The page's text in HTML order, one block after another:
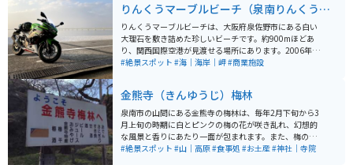
なり、岡部氏が13代にわたり岸和田藩を統治しました。
この時期、地域の文化として「岸和田だんじり祭り」が
始まったと伝えられています。 天守閣は落雷により焼失
しており、現在の天守閣は昭和29年に建造された3層3階
の天守です。天守閣に入るには大人300円が必要です
る美しい城で、その名の由来は城の特有の形状や地域の
伝承にちなんでいます。大阪と和歌山を繋ぐ紀州街道の
要所に位置しており、その立地も岸和田城の重要性を物
語っています。 岸和田城庭園は、国指定名勝です。堀の
外側を１周することができます。岸和田城は観光施設と
して活用されており、ウエディングの会場としても利用
りんくうマーブルビーチ（泉南りんくう公
園）
りんくうマーブルビーチは、大阪府泉佐野市にある白い
大理石を敷き詰めた珍しいビーチです。約900mほどあ
り、関西国際空港が見渡せる場所にあります。2006年に
大阪府で初めて「恋人の聖地」に認定され、2018年には
る飛行機を眺めながらの夕景が美しく、日本の夕日百選
にも選ばれています。多くのツーリングライダーが夕日
をバックにバイクを撮影するために訪れます。また、近
隣にはりんくうアウトレットもあり、ショッピングと合
わせて立ち寄ることができます。
#絶景スポット #海｜海岸｜岬#商業施設
金熊寺（きんゆうじ）梅林
泉南市の山間にある金熊寺の梅林は、毎年2月下旬から3
月上旬の時期に白とピンクの梅の花が咲き乱れ、幻想的
な風景と香りにあたり一面が包まれます。また、梅の花
を観ながらすき焼きが食べられるお食事処もあります。
#絶景スポット #山｜高原#食事処 #お土産#神社｜寺院